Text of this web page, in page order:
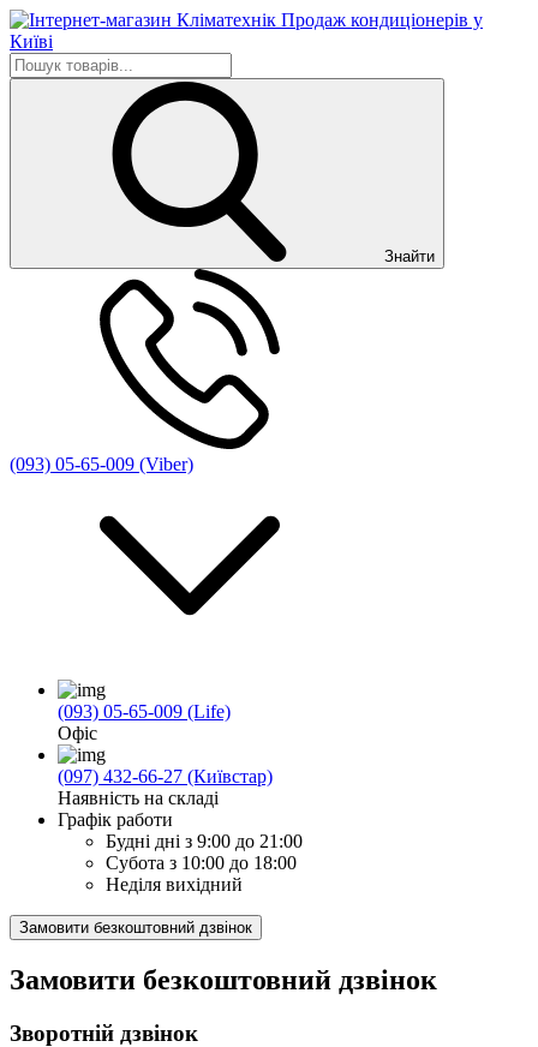
Знайти
(093) 05-65-009 (Viber)
(093) 05-65-009 (Life)
Офіс
(097) 432-66-27 (Київстар)
Наявність на складі
Графік работи
Будні дні з 9:00 до 21:00
Субота з 10:00 до 18:00
Неділя вихідний
Замовити безкоштовний дзвінок
Замовити безкоштовний дзвінок
Зворотній дзвінок